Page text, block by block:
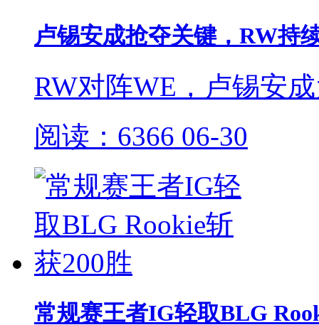
卢锡安成抢夺关键，RW持
RW对阵WE，卢锡安
阅读：6366 06-30
常规赛王者IG轻取BLG